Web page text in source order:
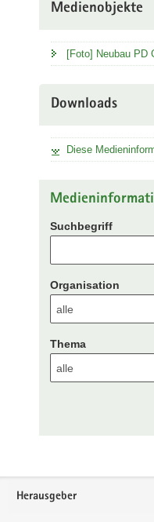
Medienobjekte
[Foto] Neubau PD
Downloads
Diese
Suchbegriff
Organisation
Thema
Footer-
Herausgeber